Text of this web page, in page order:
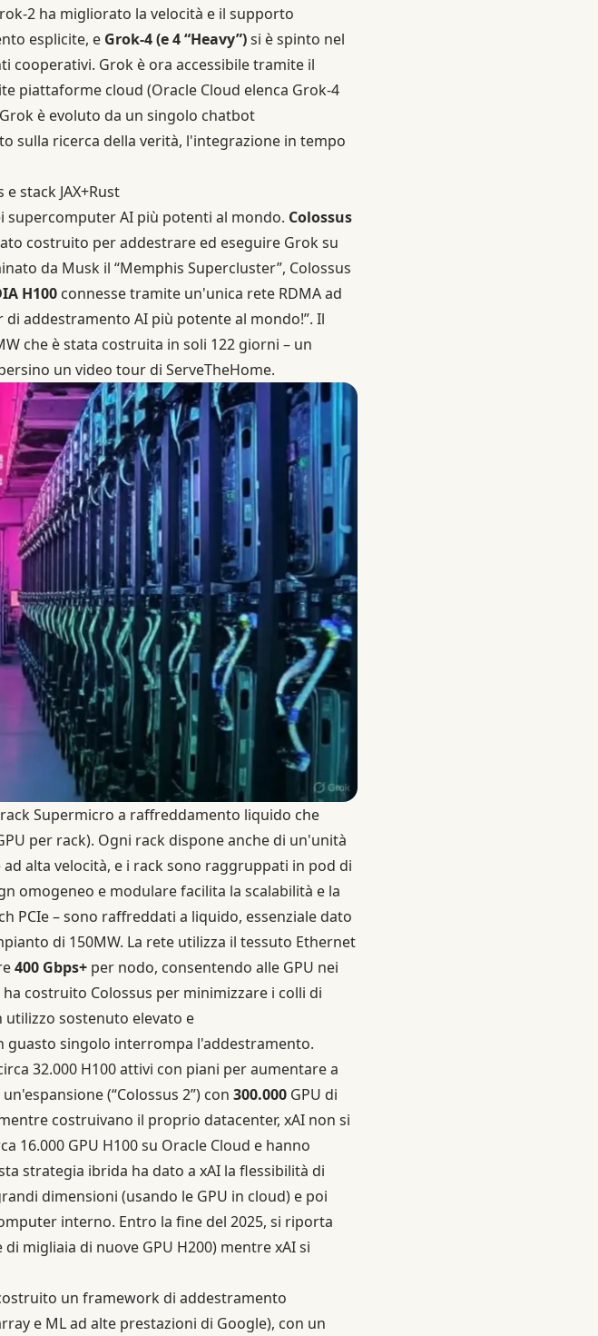
2 ha migliorato la velocità e il supporto
esplicite, e Grok-4 (e 4 “Heavy”)si è spinto nel
Grok è ora accessibile tramite il
piattaforme cloud (Oracle Cloud elenca Grok-4
è evoluto da un singolo chatbot
sulla ricerca della verità, l'integrazione in tempo
stack JAX+Rust
supercomputer AI più potenti al mondo. Colossus
costruito per addestrare ed eseguire Grok su
da Musk il “Memphis Supercluster”, Colossus
H100connesse tramite un'unica rete RDMA ad
addestramento AI più potente al mondo!”. Il
che è stata costruita in soli 122 giorni – un
un video tour di ServeTheHome.
Supermicro a raffreddamento liquido che
per rack). Ogni rack dispone anche di un'unità
alta velocità, e i rack sono raggruppati in pod di
omogeneo e modulare facilita la scalabilità e la
PCIe – sono raffreddati a liquido, essenziale dato
di 150MW. La rete utilizza il tessuto Ethernet
400 Gbps+per nodo, consentendo alle GPU nei
ha costruito Colossus per minimizzare i colli di
sostenuto elevato e
singolo interrompa l'addestramento.
32.000 H100 attivi con piani per aumentare a
(“Colossus 2”) con 300.000GPU di
costruivano il proprio datacenter, xAI non si
16.000 GPU H100 su Oracle Cloud e hanno
strategia ibrida ha dato a xAI la flessibilità di
dimensioni (usando le GPU in cloud) e poi
interno. Entro la fine del 2025, si riporta
migliaia di nuove GPU H200) mentre xAI si
un framework di addestramento
e ML ad alte prestazioni di Google), con un